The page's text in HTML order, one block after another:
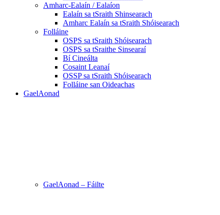
Amharc-Ealaín / Ealaíon
Ealaín sa tSraith Shinsearach
Amharc Ealaín sa tSraith Shóisearach
Folláine
OSPS sa tSraith Shóisearach
OSPS sa tSraithe Sinsearaí
Bí Cineálta
Cosaint Leanaí
OSSP sa tSraith Shóisearach
Folláine san Oideachas
GaelAonad
GaelAonad – Fáilte